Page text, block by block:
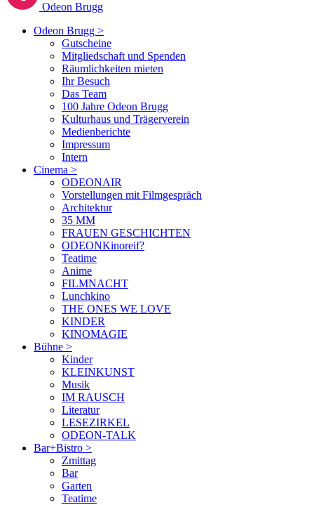
Odeon Brugg
Odeon Brugg >
Gutscheine
Mitgliedschaft und Spenden
Räumlichkeiten mieten
Ihr Besuch
Das Team
100 Jahre Odeon Brugg
Kulturhaus und Trägerverein
Medienberichte
Impressum
Intern
Cinema >
ODEONAIR
Vorstellungen mit Filmgespräch
Architektur
35 MM
FRAUEN GESCHICHTEN
ODEONKinoreif?
Teatime
Anime
FILMNACHT
Lunchkino
THE ONES WE LOVE
KINDER
KINOMAGIE
Bühne >
Kinder
KLEINKUNST
Musik
IM RAUSCH
Literatur
LESEZIRKEL
ODEON-TALK
Bar+Bistro >
Zmittag
Bar
Garten
Teatime